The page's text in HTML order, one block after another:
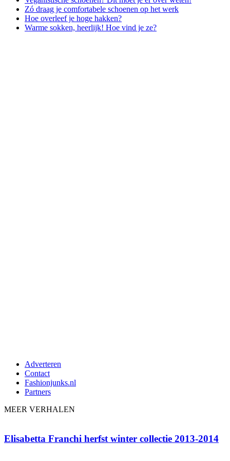
Zó draag je comfortabele schoenen op het werk
Hoe overleef je hoge hakken?
Warme sokken, heerlijk! Hoe vind je ze?
Adverteren
Contact
Fashionjunks.nl
Partners
MEER VERHALEN
Elisabetta Franchi herfst winter collectie 2013-2014